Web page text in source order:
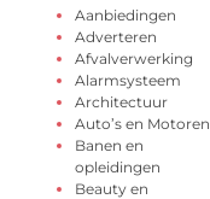
Aanbiedingen
Adverteren
Afvalverwerking
Alarmsysteem
Architectuur
Auto’s en Motoren
Banen en
opleidingen
Beauty en